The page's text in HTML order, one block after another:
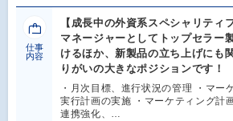
仕事
内容
【成長中の外資系スペシャリティ
マネージャーとしてトップセラー
けるほか、新製品の立ち上げにも
りがいの大きなポジションです！
・月次目標、進行状況の管理 ・マー
実行計画の実施 ・マーケティング計
連携強化、…